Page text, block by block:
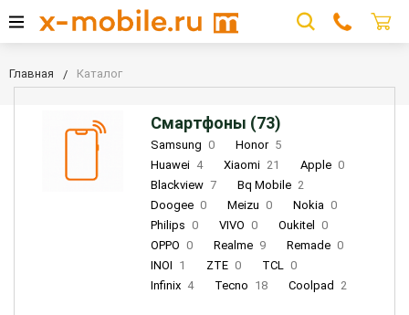
Главная Каталог
Смартфоны (73)
Samsung 0 Honor 5
Huawei 4 Xiaomi 21 Apple 0
Blackview 7 Bq Mobile 2
Doogee 0 Meizu 0 Nokia 0
Philips 0 VIVO 0 Oukitel
0
OPPO 0 Realme 9 Remade 0
INOI 1 ZTE 0 TCL 0
Infinix 4 Tecno 18 Coolpad 2